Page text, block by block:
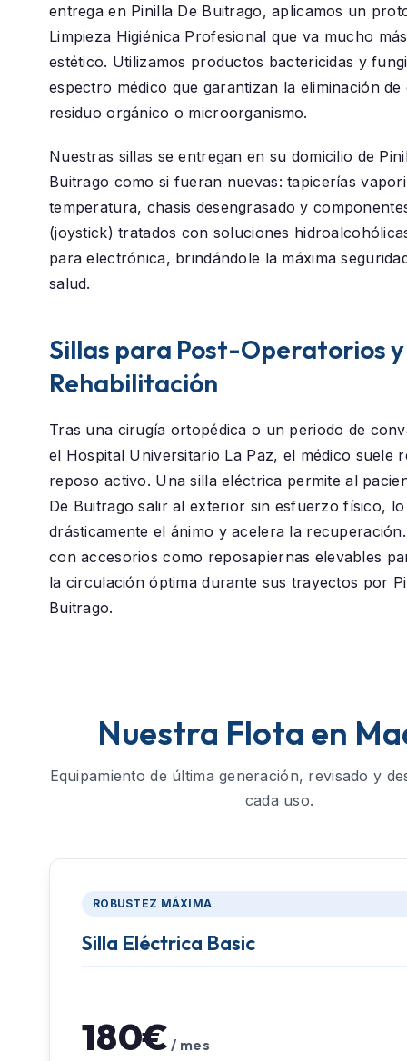
entrega en Pinilla De Buitrago, aplicamos un
Limpieza Higiénica Profesional que va mucho
estético. Utilizamos productos bactericidas y
espectro médico que garantizan la eliminación de
residuo orgánico o microorganismo.
Nuestras sillas se entregan en su domicilio de
Buitrago como si fueran nuevas: tapicerías
temperatura, chasis desengrasado y
(joystick) tratados con soluciones
para electrónica, brindándole la máxima
salud.
Sillas para Post-Operatorios y
Rehabilitación
Tras una cirugía ortopédica o un periodo de
el Hospital Universitario La Paz, el médico suele
reposo activo. Una silla eléctrica permite al
De Buitrago salir al exterior sin esfuerzo físico,
drásticamente el ánimo y acelera la
con accesorios como reposapiernas elevables
la circulación óptima durante sus trayectos por
Buitrago.
Nuestra Flota en
Equipamiento de última generación, revisado y
cada uso.
ROBUSTEZ MÁXIMA
Silla Eléctrica Basic
180€ / mes